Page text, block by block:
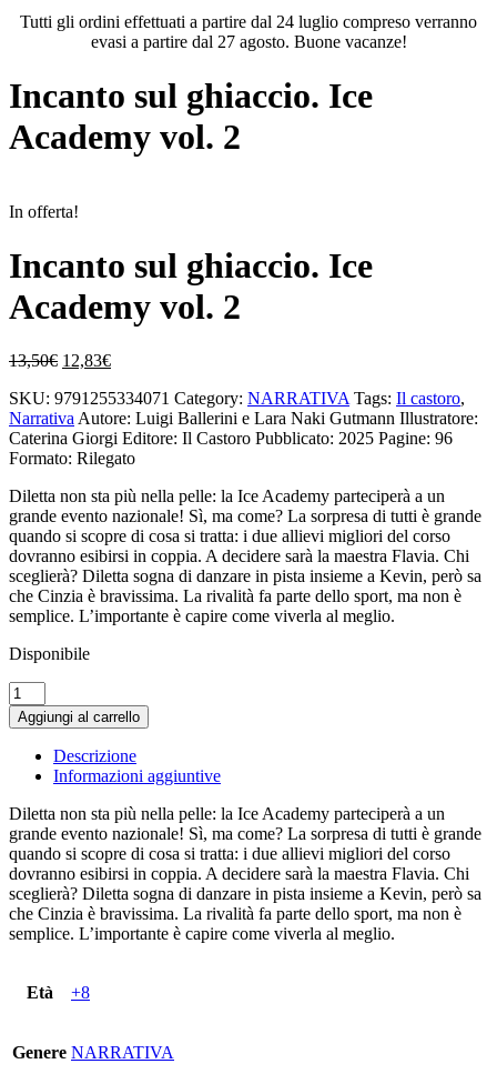
Tutti gli ordini effettuati a partire dal 24 luglio compreso verranno
evasi a partire dal 27 agosto. Buone vacanze!
Incanto sul ghiaccio. Ice
Academy vol. 2
In offerta!
Incanto sul ghiaccio. Ice
Academy vol. 2
13,50€ Il
originale
era:
13,50€.
12,83€Il
attuale
è:
12,83€.
SKU: 9791255334071 Category: NARRATIVA Tags: Il castoro,
NarrativaAutore: Luigi Ballerini e Lara Naki Gutmann Illustratore:
Caterina Giorgi Editore: Il Castoro Pubblicato: 2025 Pagine: 96
Formato: Rilegato
Diletta non sta più nella pelle: la Ice Academy parteciperà a un
grande evento nazionale! Sì, ma come? La sorpresa di tutti è grande
quando si scopre di cosa si tratta: i due allievi migliori del corso
dovranno esibirsi in coppia. A decidere sarà la maestra Flavia. Chi
sceglierà? Diletta sogna di danzare in pista insieme a Kevin, però sa
che Cinzia è bravissima. La rivalità fa parte dello sport, ma non è
semplice. L’importante è capire come viverla al meglio.
Disponibile
Incanto
sul
ghiaccio.
Academy
2
quantità
Aggiungi al carrello
Descrizione
Informazioni aggiuntive
Diletta non sta più nella pelle: la Ice Academy parteciperà a un
grande evento nazionale! Sì, ma come? La sorpresa di tutti è grande
quando si scopre di cosa si tratta: i due allievi migliori del corso
dovranno esibirsi in coppia. A decidere sarà la maestra Flavia. Chi
sceglierà? Diletta sogna di danzare in pista insieme a Kevin, però sa
che Cinzia è bravissima. La rivalità fa parte dello sport, ma non è
semplice. L’importante è capire come viverla al meglio.
Età +8
Genere NARRATIVA